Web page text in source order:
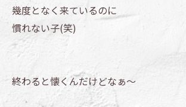
幾度となく来ているのに
慣れない子(笑)
終わると懐くんだけどなぁ～